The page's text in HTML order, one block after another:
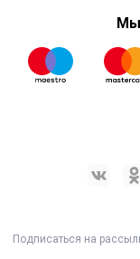
Мы
Подписаться на